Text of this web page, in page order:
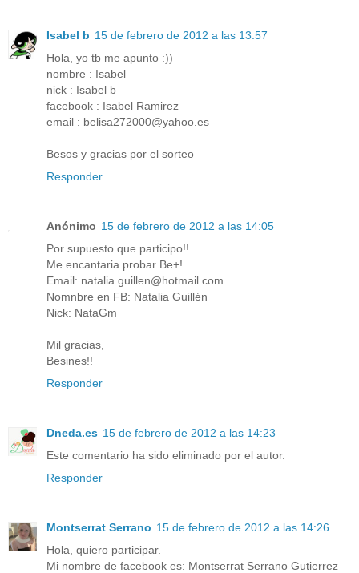
Isabel b 15 de febrero de 2012 a las 13:57
Hola, yo tb me apunto :))
nombre : Isabel
nick : Isabel b
facebook : Isabel Ramirez
email : belisa272000@yahoo.es
Besos y gracias por el sorteo
Responder
Anónimo 15 de febrero de 2012 a las 14:05
Por supuesto que participo!!
Me encantaria probar Be+!
Email: natalia.guillen@hotmail.com
Nomnbre en FB: Natalia Guillén
Nick: NataGm
Mil gracias,
Besines!!
Responder
Dneda.es 15 de febrero de 2012 a las 14:23
Este comentario ha sido eliminado por el autor.
Responder
Montserrat Serrano 15 de febrero de 2012 a las 14:26
Hola, quiero participar.
Mi nombre de facebook es: Montserrat Serrano Gutierrez